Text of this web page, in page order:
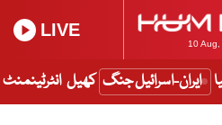
10
LIVE
ایران-اسرائیل جنگ کھیل انٹرٹینمنٹ